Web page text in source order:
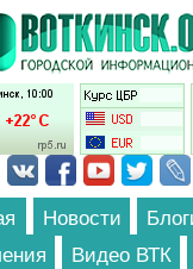
содержанию
Новости
Видео ВТК